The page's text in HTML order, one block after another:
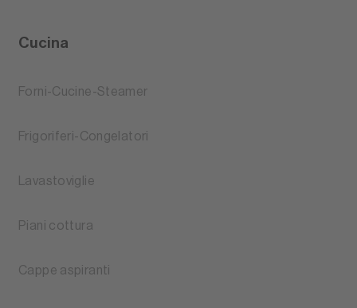
Cucina
Forni-Cucine-Steamer
Frigoriferi-Congelatori
Lavastoviglie
Piani cottura
Cappe aspiranti